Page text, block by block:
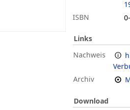
ISBN
Links
Nachweis
Archiv
Download